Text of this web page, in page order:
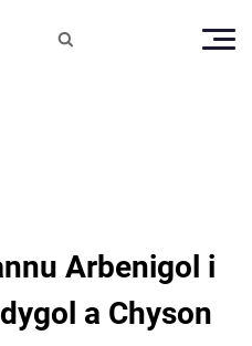

Arbenigol i
a Chyson